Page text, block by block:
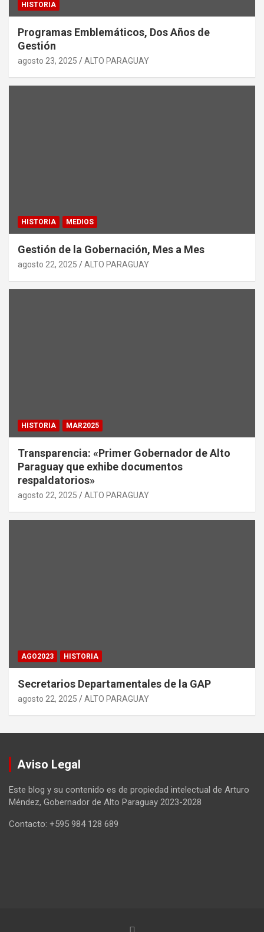
HISTORIA
Programas Emblemáticos, Dos Años de
Gestión
agosto 23, 2025 ALTO PARAGUAY
HISTORIA MEDIOS
Gestión de la Gobernación, Mes a Mes
agosto 22, 2025 ALTO PARAGUAY
HISTORIA MAR2025
Transparencia: «Primer Gobernador de Alto
Paraguay que exhibe documentos
respaldatorios»
agosto 22, 2025 ALTO PARAGUAY
AGO2023 HISTORIA
Secretarios Departamentales de la GAP
agosto 22, 2025 ALTO PARAGUAY
Aviso Legal
Este blog y su contenido es de propiedad intelectual de Arturo
Méndez, Gobernador de Alto Paraguay 2023-2028
Contacto: +595 984 128 689